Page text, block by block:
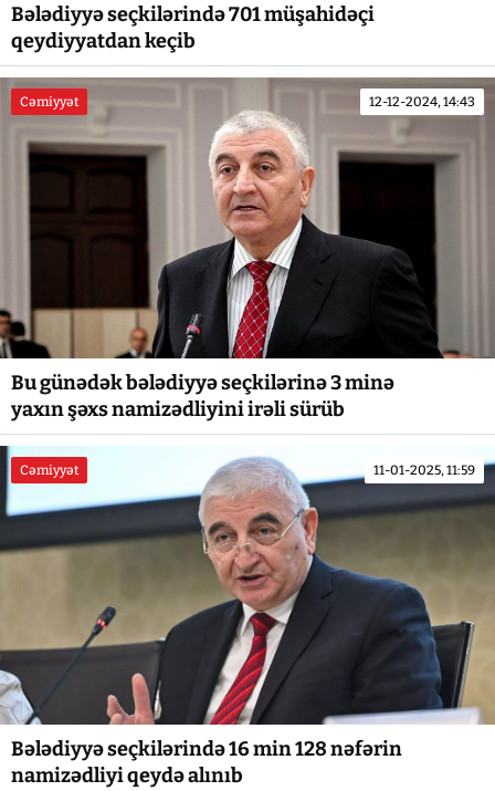
Bələdiyyə seçkilərində 701 müşahidəçi
qeydiyyatdan keçib
Cəmiyyət 12-12-2024, 14:43
Bu günədək bələdiyyə seçkilərinə 3 minə
yaxın şəxs namizədliyini irəli sürüb
Cəmiyyət 11-01-2025, 11:59
Bələdiyyə seçkilərində 16 min 128 nəfərin
namizədliyi qeydə alınıb